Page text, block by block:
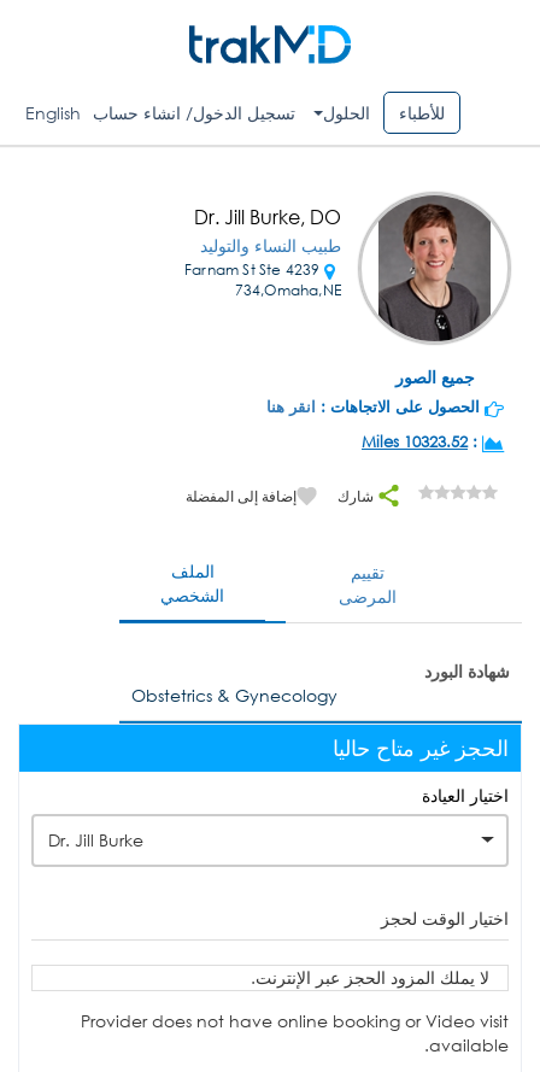
للأطباء الحلول تسجيل الدخول/ انشاء حساب English
جميع الصور
Dr. Jill Burke, DO
طبيب النساء والتوليد
4239 Farnam St Ste
734,Omaha,NE
الحصول على الاتجاهات : انقر هنا
:
10323.52 Miles
شارك إضافة إلى المفضلة
الملف
الشخصي
تقييم
المرضى
شهادة البورد
Obstetrics & Gynecology
الحجز غير متاح حاليا
اختيار العيادة
Dr. Jill Burke
اختيار الوقت لحجز
لا يملك المزود الحجز عبر الإنترنت.
Provider does not have online booking or Video visit
available.